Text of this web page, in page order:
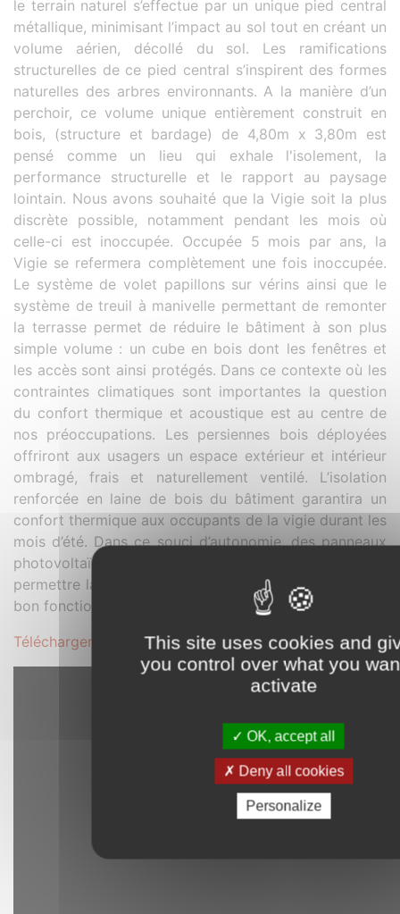
le terrain naturel s’effectue par un unique pied central
métallique, minimisant l’impact au sol tout en créant un
volume aérien, décollé du sol. Les ramifications
structurelles de ce pied central s’inspirent des formes
naturelles des arbres environnants. A la manière d’un
perchoir, ce volume unique entièrement construit en
bois, (structure et bardage) de 4,80m x 3,80m est
pensé comme un lieu qui exhale l'isolement, la
performance structurelle et le rapport au paysage
lointain. Nous avons souhaité que la Vigie soit la plus
discrète possible, notamment pendant les mois où
celle-ci est inoccupée. Occupée 5 mois par ans, la
Vigie se refermera complètement une fois inoccupée.
Le système de volet papillons sur vérins ainsi que le
système de treuil à manivelle permettant de remonter
la terrasse permet de réduire le bâtiment à son plus
simple volume : un cube en bois dont les fenêtres et
les accès sont ainsi protégés. Dans ce contexte où les
contraintes climatiques sont importantes la question
du confort thermique et acoustique est au centre de
nos préoccupations. Les persiennes bois déployées
offriront aux usagers un espace extérieur et intérieur
ombragé, frais et naturellement ventilé. L’isolation
renforcée en laine de bois du bâtiment garantira un
confort thermique aux occupants de la vigie durant les
mois d’été. Dans ce souci d’autonomie, des panneaux
photovoltaïques seront mis en place en toiture afin de
permettre la recharge des appareils de nécessaires au
bon fonctionnement de la Vigie.
Télécharger le dossier complet au format .PDF
This site uses cookies and
you control over what you
activate
OK, accept all
Deny all cookies
Personalize